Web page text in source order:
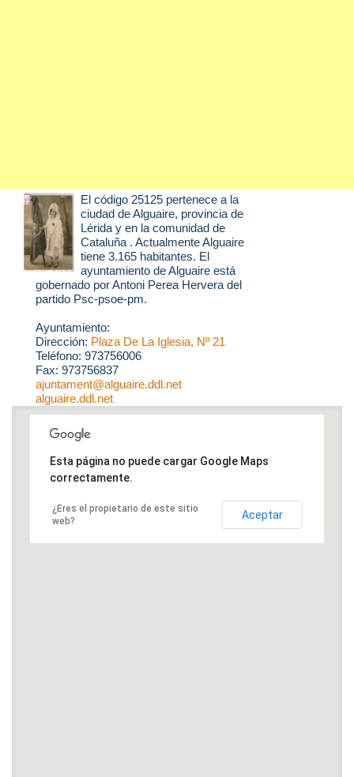
El código 25125 pertenece a la
ciudad deAlguaire, provincia de
Lérida y en la comunidad de
Cataluña . Actualmente Alguaire
tiene 3.165 habitantes. El
ayuntamiento de Alguaire está
gobernado por Antoni Perea Hervera del
partido Psc-psoe-pm.
Ayuntamiento:
Dirección: Plaza De La Iglesia, Nº 21
Teléfono: 973756006
Fax: 973756837
ajuntament@alguaire.ddl.net
alguaire.ddl.net
Esta página no puede cargar Google Maps
correctamente.
¿Eres el propietario de este sitio
web?
Aceptar